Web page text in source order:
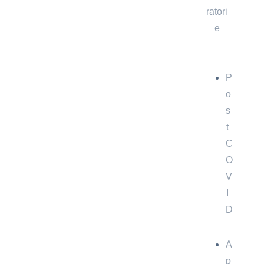
ratori
e
P
o
s
t
C
O
V
D
A
p